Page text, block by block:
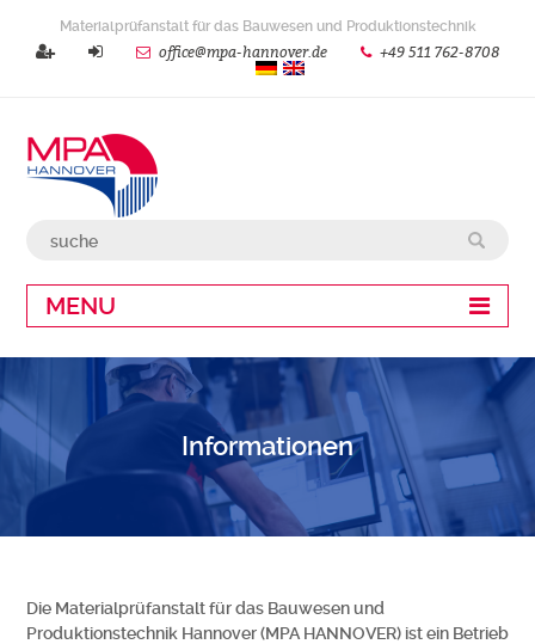
Materialprüfanstalt für das Bauwesen und Produktionstechnik
office@mpa-hannover.de +49 511 762-8708
MENU
Informationen
Die Materialprüfanstalt für das Bauwesen und
Produktionstechnik Hannover (MPA HANNOVER) ist ein Betrieb